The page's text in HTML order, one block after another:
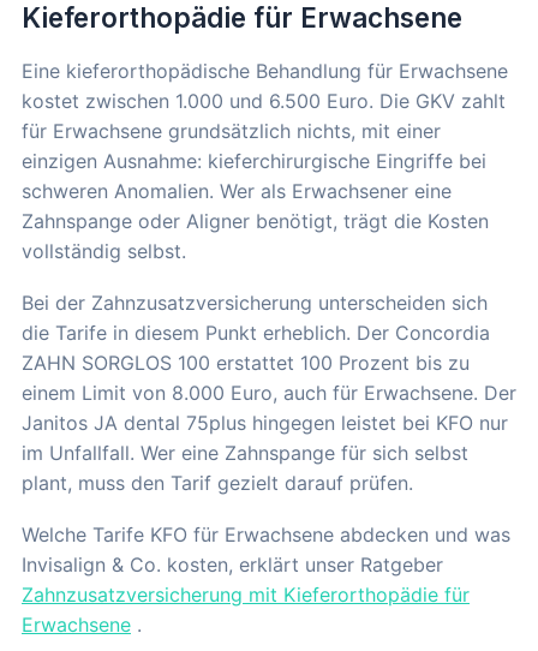
Kieferorthopädie für Erwachsene
Eine kieferorthopädische Behandlung für Erwachsene
kostet zwischen 1.000 und 6.500 Euro. Die GKV zahlt
für Erwachsene grundsätzlich nichts, mit einer
einzigen Ausnahme: kieferchirurgische Eingriffe bei
schweren Anomalien. Wer als Erwachsener eine
Zahnspange oder Aligner benötigt, trägt die Kosten
vollständig selbst.
Bei der Zahnzusatzversicherung unterscheiden sich
die Tarife in diesem Punkt erheblich. Der Concordia
ZAHN SORGLOS 100 erstattet 100 Prozent bis zu
einem Limit von 8.000 Euro, auch für Erwachsene. Der
Janitos JA dental 75plus hingegen leistet bei KFO nur
im Unfallfall. Wer eine Zahnspange für sich selbst
plant, muss den Tarif gezielt darauf prüfen.
Welche Tarife KFO für Erwachsene abdecken und was
Invisalign & Co. kosten, erklärt unser Ratgeber
Zahnzusatzversicherung mit Kieferorthopädie für
Erwachsene .